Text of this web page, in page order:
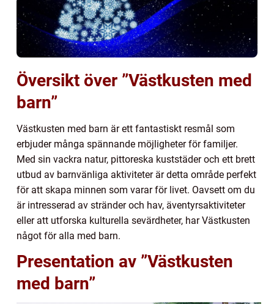
Översikt över ”Västkusten med
barn”
Västkusten med barn är ett fantastiskt resmål som
erbjuder många spännande möjligheter för familjer.
Med sin vackra natur, pittoreska kuststäder och ett brett
utbud av barnvänliga aktiviteter är detta område perfekt
för att skapa minnen som varar för livet. Oavsett om du
är intresserad av stränder och hav, äventyrsaktiviteter
eller att utforska kulturella sevärdheter, har Västkusten
något för alla med barn.
Presentation av ”Västkusten
med barn”